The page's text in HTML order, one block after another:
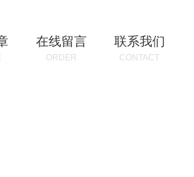
在线留言
ORDER
联系我们
CONTACT